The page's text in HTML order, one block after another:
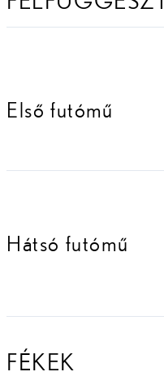
Első futómű
Hátsó futómű
FÉKEK